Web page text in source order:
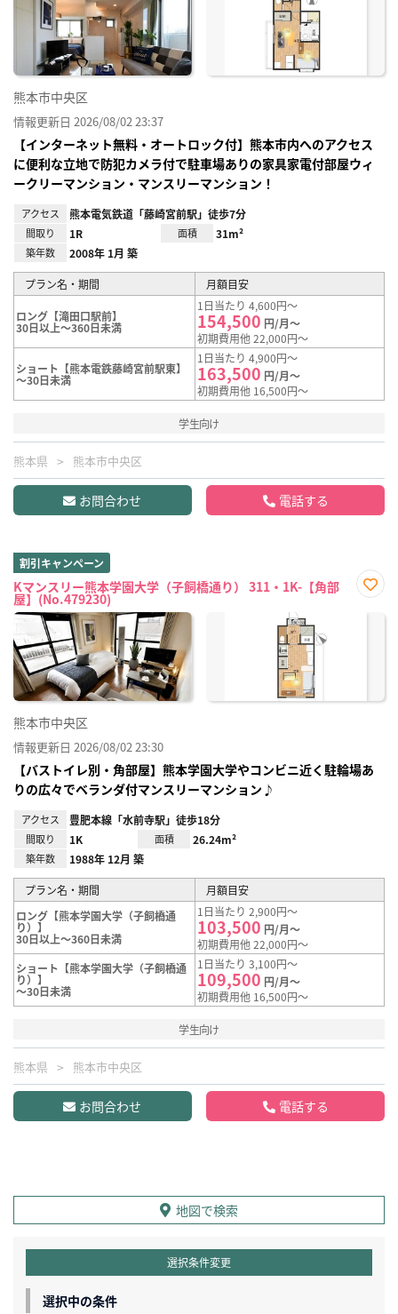
熊本市中央区
情報更新日 2026/08/02 23:37
【インターネット無料・オートロック付】熊本市内へのアクセス
に便利な立地で防犯カメラ付で駐車場ありの家具家電付部屋ウィ
ークリーマンション・マンスリーマンション！
アクセス 熊本電気鉄道「藤崎宮前駅」徒歩7分
間取り 1R 面積 31m²
築年数 2008年 1月 築
プラン名・期間 月額目安
ロング【滝田口駅前】
30日以上～360日未満
1日当たり 4,600円～
154,500 円/月～
初期費用他 22,000円～
ショート【熊本電鉄藤崎宮前駅東】
～30日未満
1日当たり 4,900円～
163,500 円/月～
初期費用他 16,500円～
学生向け
熊本県 熊本市中央区
お問合わせ 電話する
割引キャンペーン
Kマンスリー熊本学園大学（子飼橋通り） 311・1K-【角部
屋】(No.479230)
に入
熊本市中央区
情報更新日 2026/08/02 23:30
【バストイレ別・角部屋】熊本学園大学やコンビニ近く駐輪場あ
りの広々でベランダ付マンスリーマンション♪
アクセス 豊肥本線「水前寺駅」徒歩18分
間取り 1K 面積 26.24m²
築年数 1988年 12月 築
プラン名・期間
月額目安
ロング【熊本学園大学（子飼橋通
り）】
30日以上～360日未満
1日当たり 2,900円～
103,500 円/月～
初期費用他 22,000円～
ショート【熊本学園大学（子飼橋通
り）】
～30日未満
1日当たり 3,100円～
109,500 円/月～
初期費用他 16,500円～
学生向け
熊本県 熊本市中央区
お問合わせ 電話する
地図で検索
選択条件変更
選択中の条件